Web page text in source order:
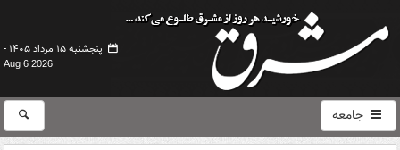
پنجشنبه ۱۵ مرداد ۱۴۰۵ -
Aug 6 2026
جامعه